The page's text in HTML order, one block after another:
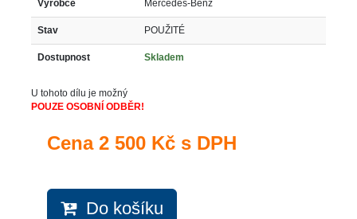
Výrobce Mercedes-Benz
Stav POUŽITÉ
Dostupnost Skladem
U tohoto dílu je možný
POUZE OSOBNÍ ODBĚR!
Cena 2 500 Kč s DPH
Do košíku